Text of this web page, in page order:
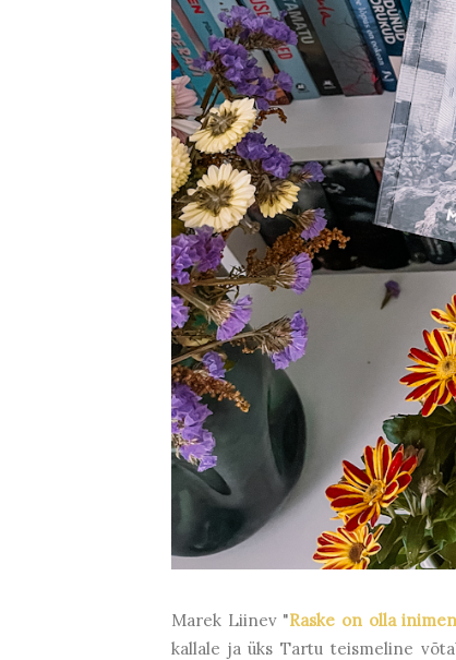
Marek Liinev "Raske on olla
kallale ja üks Tartu teismeline